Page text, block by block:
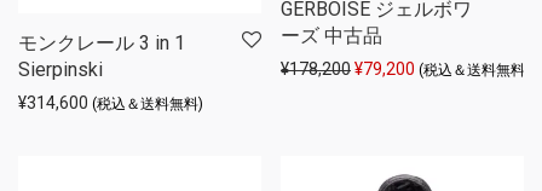
モンクレール 3 in 1
Sierpinski
¥314,600 (税込＆送料無料)
GERBOISE ジェルボワ
ーズ 中古品
¥178,200元の価格は ¥178,200 で
¥79,200 現在の価格は
(税込＆送料無料)